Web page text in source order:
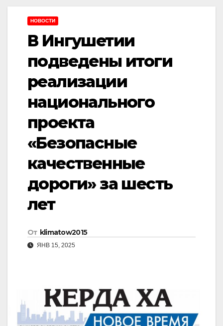
НОВОСТИ
В Ингушетии
подведены итоги
реализации
национального
проекта
«Безопасные
качественные
дороги» за шесть
лет
От klimatow2015
ЯНВ 15, 2025